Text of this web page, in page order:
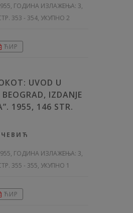
ГОДИНА ИЗЛАЖЕЊА: 3,
353 - 354, УКУПНО 2
ЋИР
UVOD U
BEOGRAD, IZDANJE
1955, 146 STR.
ГОДИНА ИЗЛАЖЕЊА: 3,
355 - 355, УКУПНО 1
ЋИР